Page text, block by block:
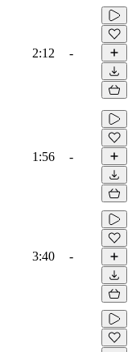
2:12 -
1:56 -
3:40 -